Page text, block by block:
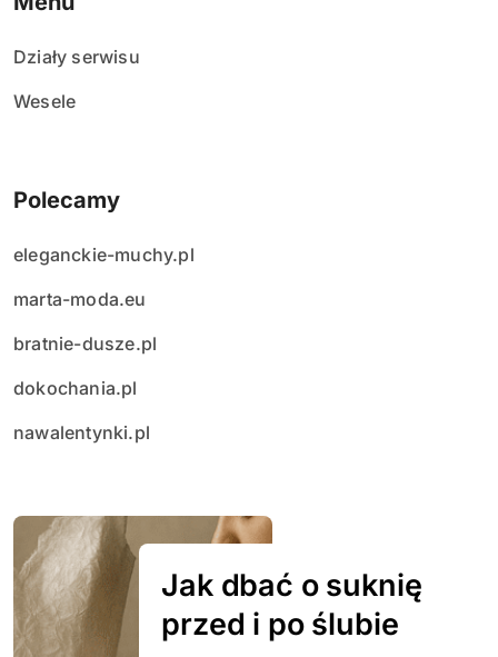
Działy serwisu
Wesele
Polecamy
eleganckie-muchy.pl
marta-moda.eu
bratnie-dusze.pl
dokochania.pl
nawalentynki.pl
Jak dbać o suknię
przed i po ślubie